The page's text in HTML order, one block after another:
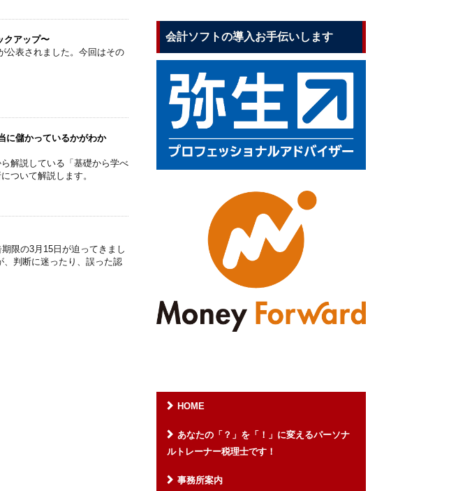
クアップ〜
公表されました。今回はその
に儲かっているかがわか
解説している「基礎から学べ
ついて解説します。
限の3月15日が迫ってきまし
判断に迷ったり、誤った認
会計ソフトの導入お手伝いします
HOME
あなたの「？」を「！」に変えるパーソナ
ルトレーナー税理士です！
事務所案内